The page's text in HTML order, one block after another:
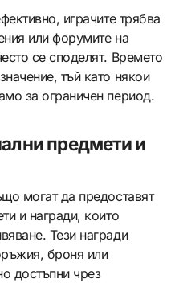
играчите трябва
или форумите на
се споделят. Времето
тъй като някои
за ограничен период.
предмети и
могат да предоставят
и награди, които
Тези награди
броня или
достъпни чрез